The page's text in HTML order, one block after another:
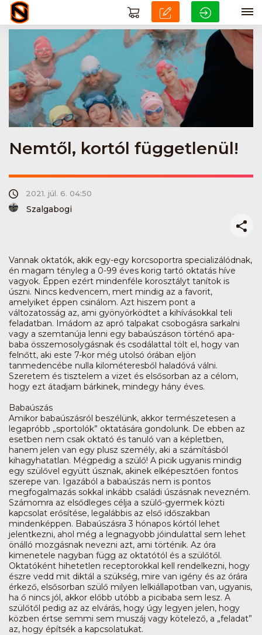
Nemtől, kortól függetlenül!
2021. júl. 6. 04:50
Szalgabogi
Vannak oktatók, akik egy-egy korcsoportra specializálódnak,
én magam tényleg a 0-99 éves korig tartó oktatás híve
vagyok. Éppen ezért mindenféle korosztályt tanítok is
úszni. Nincs kedvencem, mert mindig az a favorit,
amelyiket éppen csinálom. Azt hiszem pont a
változatosság az, ami gyönyörködtet a kihívásokkal teli
feladatban. Imádom az apró talpakat csobogásra sarkalni
vagy a szemtanúja lenni egy babaúszáson történő apa-
baba összemosolygásnak és csodálattal tölt el, hogy van
felnőtt, aki este 7-kor még utolsó órában eljön
tanmedencébe nulla kilométeresből haladóvá válni.
Szeretem és tisztelem a vizet és elsősorban az a célom,
hogy ezt átadjam bárkinek, mindegy hány éves.
Babaúszás
Amikor babaúszásról beszélünk, akkor természetesen a
legapróbb „sportolók” oktatására gondolunk. De ebben az
esetben nem csak oktató és tanuló van a képletben,
hanem jelen van egy plusz személy, aki a számításból
kihagyhatatlan. Mégpedig a szülő! A picik ugyanis mindig
egy szülővel együtt úsznak, akinek elképesztően fontos
szerepe van. Igazából a babaúszás nem is pontos
megfogalmazás sokkal inkább családi úszásnak nevezném.
Számomra az elsődleges célja a szülő-gyermek közti
kapcsolat erősítése, legalábbis az első időszakban
mindenképpen. Babaúszásra 3 hónapos kórtól lehet
jelentkezni, ahol még a legnagyobb jóindulattal sem lehet
önálló mozgásnak nevezni azt, ami történik. Az óra
kimenetele nagyban függ az oktatótól és a szülőtől.
Oktatóként hihetetlen receptorokkal kell rendelkezni, hogy
észre vedd mit diktál a szükség, mire van igény és az órára
érkező, elsősorban szülő milyen lelkiállapotban van, ugyanis,
ha ő nincs jól, akkor előbb utóbb a picibaba sem lesz. A
szülőtől pedig az az elvárás, hogy úgy legyen jelen, hogy
közben értse semmi sem muszáj vagy kötelező, a „feladat”
az, hogy építsék a kapcsolatukat.